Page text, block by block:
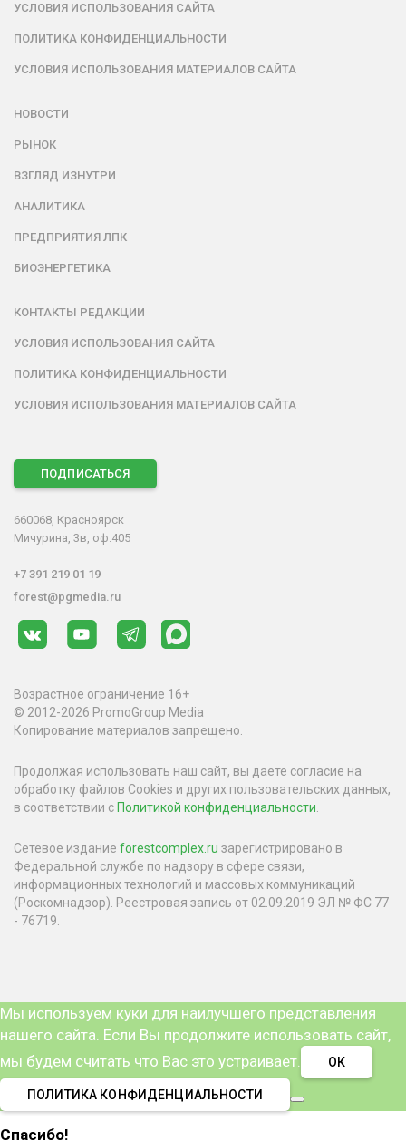
УСЛОВИЯ ИСПОЛЬЗОВАНИЯ САЙТА
ПОЛИТИКА КОНФИДЕНЦИАЛЬНОСТИ
УСЛОВИЯ ИСПОЛЬЗОВАНИЯ МАТЕРИАЛОВ САЙТА
НОВОСТИ
РЫНОК
ВЗГЛЯД ИЗНУТРИ
АНАЛИТИКА
ПРЕДПРИЯТИЯ ЛПК
БИОЭНЕРГЕТИКА
КОНТАКТЫ РЕДАКЦИИ
УСЛОВИЯ ИСПОЛЬЗОВАНИЯ САЙТА
ПОЛИТИКА КОНФИДЕНЦИАЛЬНОСТИ
УСЛОВИЯ ИСПОЛЬЗОВАНИЯ МАТЕРИАЛОВ САЙТА
ПОДПИСАТЬСЯ
660068, Красноярск
Мичурина, 3в, оф.405
+7 391 219 01 19
forest@pgmedia.ru
Возрастное ограничение 16+
© 2012-2026 PromoGroup Media
Копирование материалов запрещено.
Продолжая использовать наш сайт, вы даете согласие на
обработку файлов Cookies и других пользовательских данных,
в соответствии с Политикой конфиденциальности
Сетевое издание forestcomplex.ru зарегистрировано в
Федеральной службе по надзору в сфере связи,
информационных технологий и массовых коммуникаций
(Роскомнадзор). Реестровая запись от 02.09.2019 ЭЛ № ФС 77
- 76719.
Мы используем куки для наилучшего представления
нашего сайта. Если Вы продолжите использовать сайт,
мы будем считать что Вас это устраивает.
ОК
ПОЛИТИКА КОНФИДЕНЦИАЛЬНОСТИ
Спасибо!